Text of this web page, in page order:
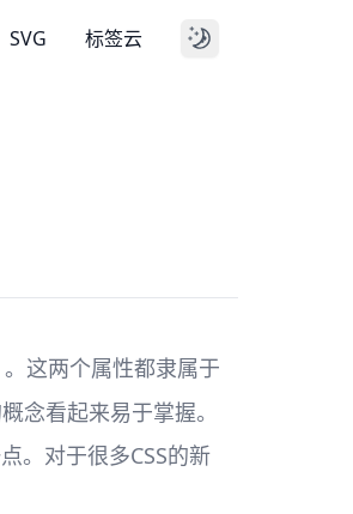
SVG 标签云
。这两个属性都隶属于
念看起来易于掌握。
。对于很多CSS的新